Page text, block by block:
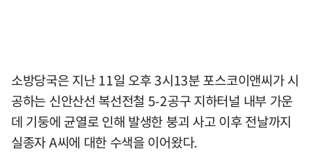
소방당국은 지난 11일 오후 3시13분 포스코이앤씨가 시
공하는 신안산선 복선전철 5-2공구 지하터널 내부 가운
데 기둥에 균열로 인해 발생한 붕괴 사고 이후 전날까지
실종자 A씨에 대한 수색을 이어왔다.